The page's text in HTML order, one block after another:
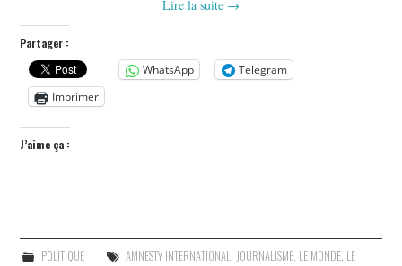
Lire la suite →
Partager :
WhatsApp
Telegram
Imprimer
J’aime ça :
POLITIQUE AMNESTY INTERNATIONAL, JOURNALISME, LE MONDE, LE